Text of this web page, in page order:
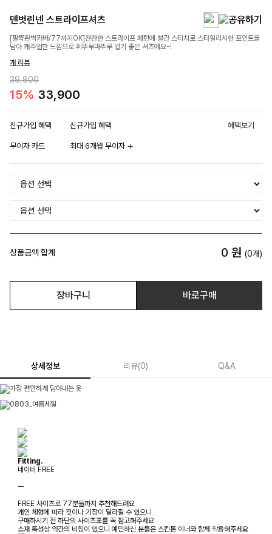
덴벗린넨 스트라이프셔츠
[팔뚝완벽커버/77까지OK]잔잔한 스트라이프 패턴에 빨간 스티치로 스타일리시한 포인트를
담아 캐주얼한 느낌으로 휘뚜루마뚜루 입기 좋은 셔츠에요-!
개 리뷰
39,800
15% 33,900
신규가입 혜택 신규가입 혜택 혜택보기
무이자 카드 최대 6개월 무이자
상품금액 합계 0 원 (0개)
장바구니 바로구매
상세정보 리뷰(0) Q&A
Fitting.
네이비 FREE
ㅡ
FREE 사이즈로 77분들까지 추천해드려요
개인 체형에 따라 핏이나 기장이 달라질 수 있으니
구매하시기 전 하단의 사이즈표를 꼭 참고해주세요
소재 특성상 약간의 비침이 있으니 예민하신 분들은 스킨톤 이너와 함께 착용해주세요